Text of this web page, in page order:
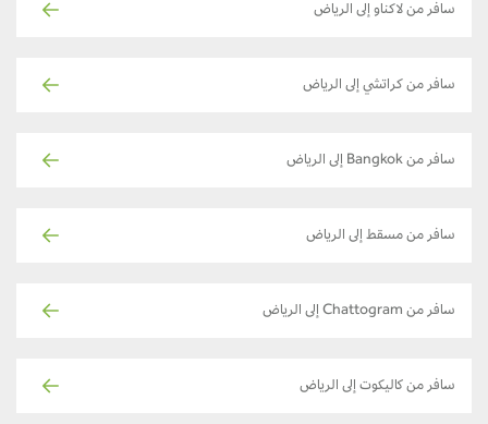
سافر من لاكناو إلى الرياض
سافر من كراتشي إلى الرياض
سافر من Bangkok إلى الرياض
سافر من مسقط إلى الرياض
سافر من Chattogram إلى الرياض
سافر من كاليكوت إلى الرياض